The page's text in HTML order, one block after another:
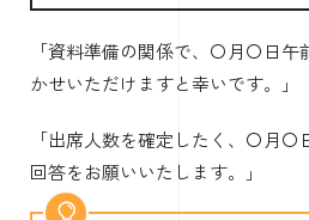
「資料準備の関係で、〇月〇日
かせいただけますと幸いです。」
「出席人数を確定したく、〇月
回答をお願いいたします。」